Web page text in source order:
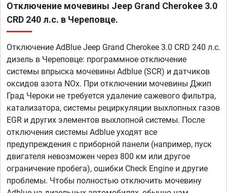
Отключение мочевины Jeep Grand Cherokee 3.0
CRD 240 л.с. в Череповце.
Отключение AdBlue Jeep Grand Cherokee 3.0 CRD 240 л.с.
дизель в Череповце: программное отключение
системы впрыска мочевины Adblue (SCR) и датчиков
оксидов азота NOx. При отключении мочевины Джип
Град Чероки не требуется удаление сажевого фильтра,
катализатора, системы рециркуляции выхлопных газов
EGR и других элементов выхлопной системы. После
отключения системы Adblue уходят все
предупреждения с приборной панели (например, пуск
двигателя невозможен через 800 км или другое
ограничение пробега), ошибки Check Engine и другие
проблемы. Чтобы полностью отключить мочевину